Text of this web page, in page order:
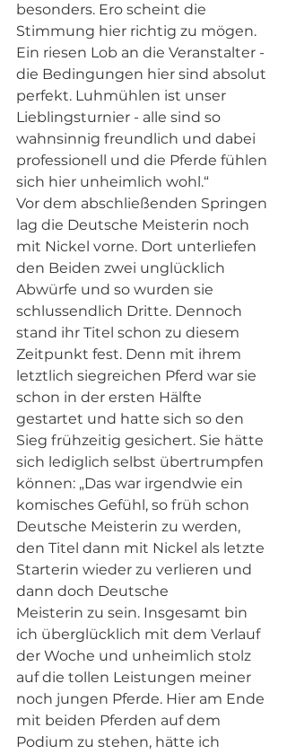
besonders. Ero scheint die
Stimmung hier richtig zu mögen.
Ein riesen Lob an die Veranstalter -
die Bedingungen hier sind absolut
perfekt. Luhmühlen ist unser
Lieblingsturnier - alle sind so
wahnsinnig freundlich und dabei
professionell und die Pferde fühlen
sich hier unheimlich wohl.“
Vor dem abschließenden Springen
lag die Deutsche Meisterin noch
mit Nickel vorne. Dort unterliefen
den Beiden zwei unglücklich
Abwürfe und so wurden sie
schlussendlich Dritte. Dennoch
stand ihr Titel schon zu diesem
Zeitpunkt fest. Denn mit ihrem
letztlich siegreichen Pferd war sie
schon in der ersten Hälfte
gestartet und hatte sich so den
Sieg frühzeitig gesichert. Sie hätte
sich lediglich selbst übertrumpfen
können: „Das war irgendwie ein
komisches Gefühl, so früh schon
Deutsche Meisterin zu werden,
den Titel dann mit Nickel als letzte
Starterin wieder zu verlieren und
dann doch Deutsche
Meisterin zu sein. Insgesamt bin
ich überglücklich mit dem Verlauf
der Woche und unheimlich stolz
auf die tollen Leistungen meiner
noch jungen Pferde. Hier am Ende
mit beiden Pferden auf dem
Podium zu stehen, hätte ich